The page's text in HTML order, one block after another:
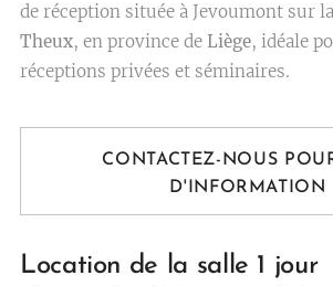
de réception située à Jevoumont sur
Theux, en province de Liège, idéale
réceptions privées et séminaires.
CONTACTEZ-NOUS
D'INFORMATION
Location de la salle 1 jour